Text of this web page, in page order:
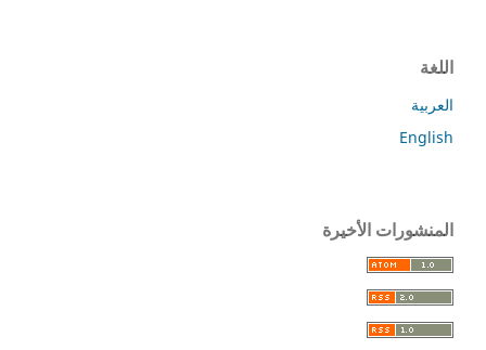
اللغة
العربية
English
المنشورات الأخيرة